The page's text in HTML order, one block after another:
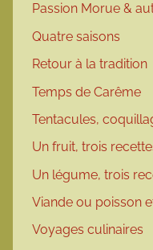
Passion Morue &
Quatre saisons
Retour à la tradition
Temps de Carême
Tentacules,
Un fruit, trois
Un légume, trois
Viande ou poisson
Voyages culinaires